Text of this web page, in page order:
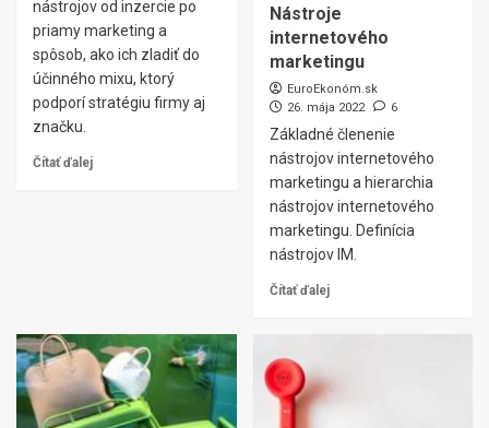
nástrojov od inzercie po
priamy marketing a
spôsob, ako ich zladiť do
účinného mixu, ktorý
podporí stratégiu firmy aj
značku.
Čítať ďalej
Nástroje
internetového
marketingu
EuroEkonóm.sk
26. mája 2022
6
Základné členenie
nástrojov internetového
marketingu a hierarchia
nástrojov internetového
marketingu. Definícia
nástrojov IM.
Čítať ďalej